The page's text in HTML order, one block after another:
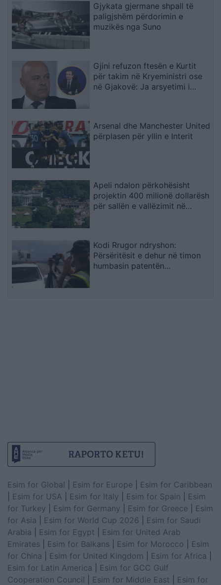
Gjykata gjermane shpall të
paligjshëm përdorimin e
muzikës nga Suno
Gjini refuzon ftesën e Kurtit
për takim në Kryeministri ose
në Gjakovë: Ja arsyetimi i
Arsenal dhe Manchester United
përplasen për yllin e Interit
Apeli ndalon përkohësisht
projektin 400 milionë dollarësh
për sallën e vallëzimit në
Kodi Rrugor ndryshon:
Përsëritësit e dehur në timon
humbasin patentën
Esim for Global Esim for Europe
Esim for Caribbean
Esim for USA Esim for Italy Esim for Spain
Esim
for Turkey
Esim for Germany Esim for Greece
Esim
for Asia
Esim for World Cup 2026
Esim for Saudi
Arabia
Esim for Egypt
Esim for United Arab
Emirates
Esim for Balkans Esim for Morocco
Esim
for China
Esim for United Kingdom Esim for Africa
Esim for Latin America
Esim for GCC Gulf
Cooperation Council
Esim for Middle East
Esim for